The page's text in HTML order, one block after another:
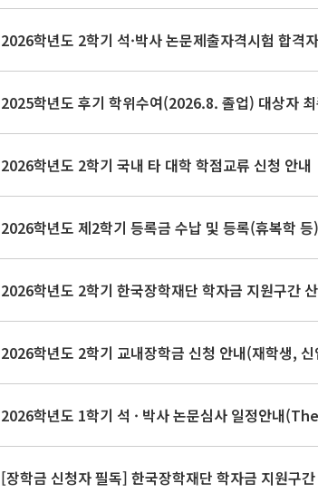
2026학년도 2학기 석·박사 논문제출자격시험 합
2025학년도 후기 학위수여(2026.8. 졸업) 대상자
2026학년도 2학기 국내 타 대학 학점교류 신청 안내
2026학년도 제2학기 등록금 수납 및 등록(휴복학 등
2026학년도 2학기 한국장학재단 학자금 지원구간
2026학년도 2학기 교내장학금 신청 안내(재학생,
2026학년도 1학기 석 · 박사 논문심사 일정안내
[장학금 신청자 필독] 한국장학재단 학자금 지원구